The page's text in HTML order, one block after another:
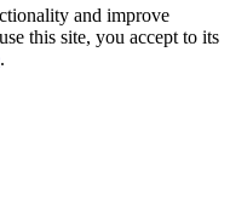
and improve
this site, you accept to its
.